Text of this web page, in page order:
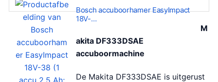
Bosch accuboorhamer EasyImpact
18V-…
M
akita DF333DSAE
accuboormachine
De Makita DF333DSAE is uitgerust